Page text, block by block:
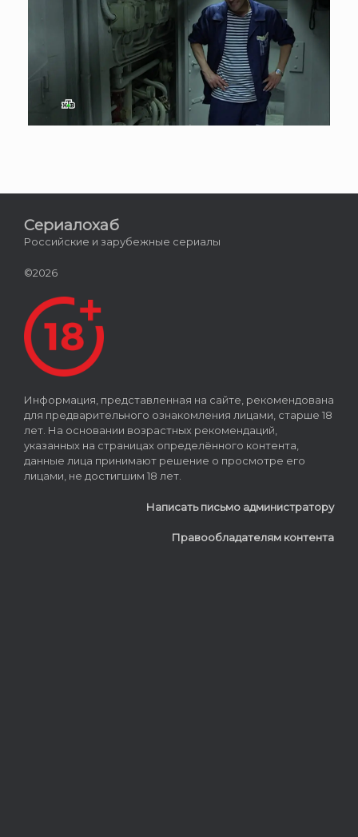
Сериалохаб
Российские и зарубежные сериалы
©2026
Информация, представленная на сайте, рекомендована
для предварительного ознакомления лицами, старше 18
лет. На основании возрастных рекомендаций,
указанных на страницах определённого контента,
данные лица принимают решение о просмотре его
лицами, не достигшим 18 лет.
Написать письмо администратору
Правообладателям контента